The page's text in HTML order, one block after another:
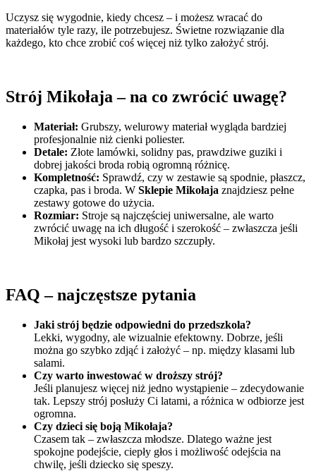
Uczysz się wygodnie, kiedy chcesz – i możesz wracać do
materiałów tyle razy, ile potrzebujesz. Świetne rozwiązanie dla
każdego, kto chce zrobić coś więcej niż tylko założyć strój.
Strój Mikołaja – na co zwrócić uwagę?
Materiał: Grubszy, welurowy materiał wygląda bardziej
profesjonalnie niż cienki poliester.
Detale: Złote lamówki, solidny pas, prawdziwe guziki i
dobrej jakości broda robią ogromną różnicę.
Kompletność: Sprawdź, czy w zestawie są spodnie, płaszcz,
czapka, pas i broda. W Sklepie Mikołaja znajdziesz pełne
zestawy gotowe do użycia.
Rozmiar: Stroje są najczęściej uniwersalne, ale warto
zwrócić uwagę na ich długość i szerokość – zwłaszcza jeśli
Mikołaj jest wysoki lub bardzo szczupły.
FAQ – najczęstsze pytania
Jaki strój będzie odpowiedni do przedszkola?
Lekki, wygodny, ale wizualnie efektowny. Dobrze, jeśli
można go szybko zdjąć i założyć – np. między klasami lub
salami.
Czy warto inwestować w droższy strój?
Jeśli planujesz więcej niż jedno wystąpienie – zdecydowanie
tak. Lepszy strój posłuży Ci latami, a różnica w odbiorze jest
ogromna.
Czy dzieci się boją Mikołaja?
Czasem tak – zwłaszcza młodsze. Dlatego ważne jest
spokojne podejście, ciepły głos i możliwość odejścia na
chwilę, jeśli dziecko się speszy.